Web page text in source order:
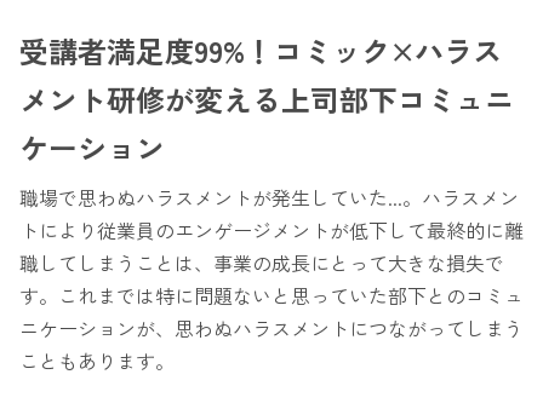
受講者満足度99%！コミック×ハラス
メント研修が変える上司部下コミュニ
ケーション
職場で思わぬハラスメントが発生していた...。ハラスメン
トにより従業員のエンゲージメントが低下して最終的に離
職してしまうことは、事業の成長にとって大きな損失で
す。これまでは特に問題ないと思っていた部下とのコミュ
ニケーションが、思わぬハラスメントにつながってしまう
こともあります。